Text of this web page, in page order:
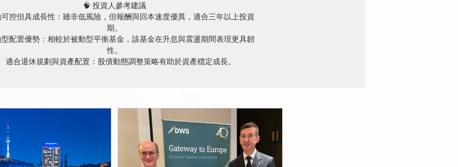
🧠 投資人參考建議
控但具成長性：雖非低風險，但報酬與回本速度優異，適合三年以上投資
期。
配置優勢：相較於被動型平衡基金，該基金在升息與震盪期間表現更具韌
性。
適合退休規劃與資產配置：股債動態調整策略有助於資產穩定成長。